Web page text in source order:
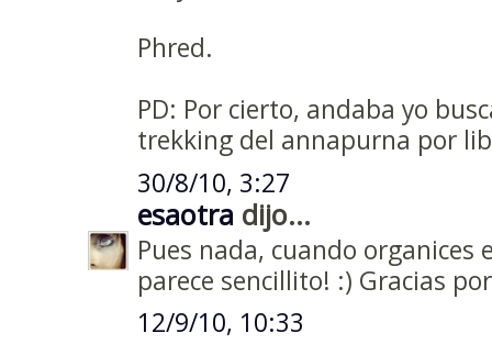
Phred.
PD: Por cierto, andaba yo
trekking del annapurna por
30/8/10, 3:27
esaotra dijo...
Pues nada, cuando organices
parece sencillito! :) Gracias
12/9/10, 10:33